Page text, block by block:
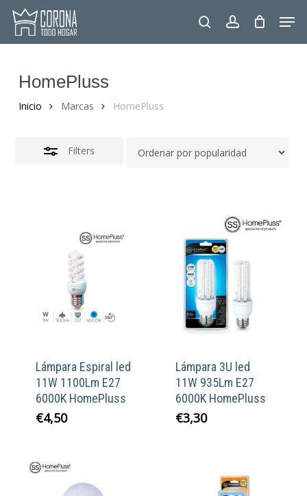
Skip
main
searchaccount
HomePluss
Inicio Marcas HomePluss
Filters
Lámpara Espiral led
11W 1100Lm E27
6000K HomePluss
€4,50
Lámpara 3U led
11W 935Lm E27
6000K HomePluss
€3,30
Close
Filters